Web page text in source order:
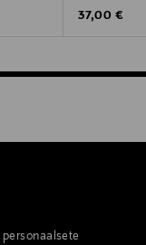
Original Price
37,00 €